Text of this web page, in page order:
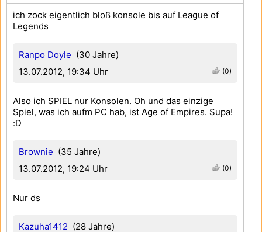
Ranpo Doyle (30 Jahre)
13.07.2012, 19:34 Uhr
(0)
ich zock eigentlich bloß konsole bis auf League of
Legends
Brownie (35 Jahre)
13.07.2012, 19:24 Uhr
(0)
Also ich SPIEL nur Konsolen. Oh und das einzige
Spiel, was ich aufm PC hab, ist Age of Empires. Supa!
:D
Kazuha1412 (28 Jahre)
Nur ds